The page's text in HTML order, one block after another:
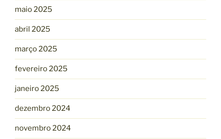
maio 2025
abril 2025
março 2025
fevereiro 2025
janeiro 2025
dezembro 2024
novembro 2024